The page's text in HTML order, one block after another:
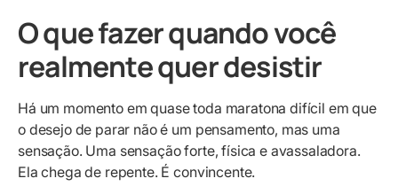
O que fazer quando você
realmente quer desistir
Há um momento em quase toda maratona difícil em que
o desejo de parar não é um pensamento, mas uma
sensação. Uma sensação forte, física e avassaladora.
Ela chega de repente. É convincente.